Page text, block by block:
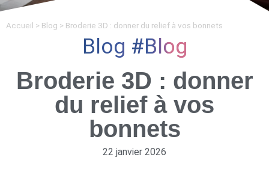
Accueil > Blog > Broderie 3D : donner du relief à vos bonnets
Blog Blog
Broderie 3D : donner
du relief à vos
bonnets
22 janvier 2026